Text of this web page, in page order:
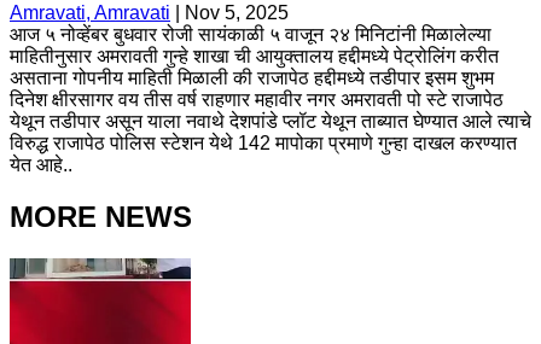
Amravati, Amravati
Nov 5, 2025
आज ५ नोव्हेंबर बुधवार रोजी सायंकाळी ५ वाजून २४ मिनिटांनी मिळालेल्या
माहितीनुसार अमरावती गुन्हे शाखा ची आयुक्तालय हद्दीमध्ये पेट्रोलिंग करीत
असताना गोपनीय माहिती मिळाली की राजापेठ हद्दीमध्ये तडीपार इसम शुभम
दिनेश क्षीरसागर वय तीस वर्ष राहणार महावीर नगर अमरावती पो स्टे राजापेठ
येथून तडीपार असून याला नवाथे देशपांडे प्लॉट येथून ताब्यात घेण्यात आले त्याचे
विरुद्ध राजापेठ पोलिस स्टेशन येथे 142 मापोका प्रमाणे गुन्हा दाखल करण्यात
येत आहे..
MORE NEWS